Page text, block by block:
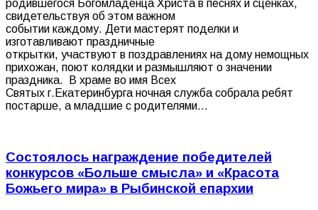
родившегося Богомладенца Христа в песнях и сценках,
свидетельствуя об этом важном
событии каждому. Дети мастерят поделки и
изготавливают праздничные
открытки, участвуют в поздравлениях на дому немощных
прихожан, поют колядки и размышляют о значении
праздника. В храме во имя Всех
Святых г.Екатеринбурга ночная служба собрала ребят
постарше, а младшие с родителями…
Состоялось награждение победителей
конкурсов «Больше смысла» и «Красота
Божьего мира» в Рыбинской епархии